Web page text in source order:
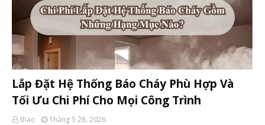
Lắp Đặt Hệ Thống Báo Cháy Phù Hợp Và
Tối Ưu Chi Phí Cho Mọi Công Trình
thao Tháng 5 28, 2026